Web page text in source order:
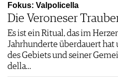
Fokus: Valpolicella
Die Veroneser
Es ist ein Ritual, das im
Jahrhunderte überdauert hat
des Gebiets und seiner
della…